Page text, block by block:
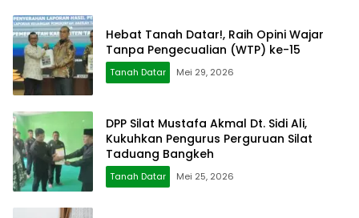
Hebat Tanah Datar!, Raih Opini Wajar
Tanpa Pengecualian (WTP) ke-15
Tanah Datar Mei 29, 2026
DPP Silat Mustafa Akmal Dt. Sidi Ali,
Kukuhkan Pengurus Perguruan Silat
Taduang Bangkeh
Tanah Datar Mei 25, 2026